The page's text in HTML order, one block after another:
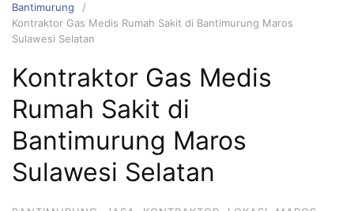
Bantimurung
Kontraktor Gas Medis Rumah Sakit di Bantimurung Maros
Sulawesi Selatan
Kontraktor Gas Medis
Rumah Sakit di
Bantimurung Maros
Sulawesi Selatan